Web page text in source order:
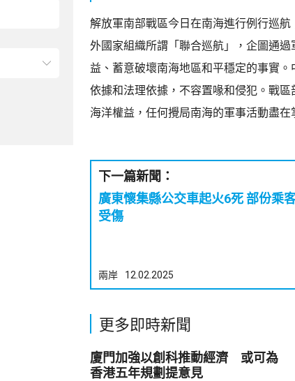
解放軍南部戰區今日在南海進行例行巡
外國家組織所謂「聯合巡航」，企圖通
益、蓄意破壞南海地區和平穩定的事實
依據和法理依據，不容置喙和侵犯。戰
海洋權益，任何攪局南海的軍事活動盡在
下一篇新聞：
廣東懷集縣公交車起火6死 部份乘客
受傷
兩岸 12.02.2025
更多即時新聞
廈門加強以創科推動經濟 或可為
香港五年規劃提意見